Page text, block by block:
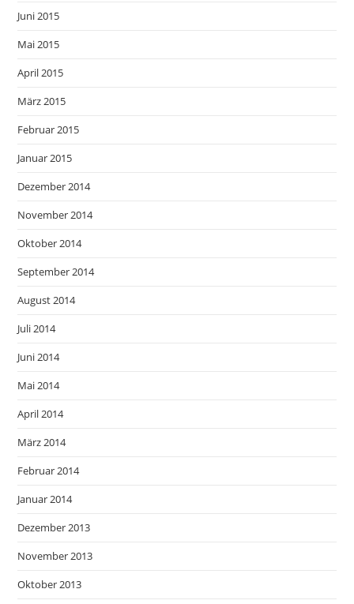
Juni 2015
Mai 2015
April 2015
März 2015
Februar 2015
Januar 2015
Dezember 2014
November 2014
Oktober 2014
September 2014
August 2014
Juli 2014
Juni 2014
Mai 2014
April 2014
März 2014
Februar 2014
Januar 2014
Dezember 2013
November 2013
Oktober 2013